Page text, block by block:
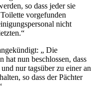
so dass jeder sie
vorgefunden
nicht
„ Die
hat nun beschlossen, dass
nur tagsüber zu einer an
so dass der Pächter